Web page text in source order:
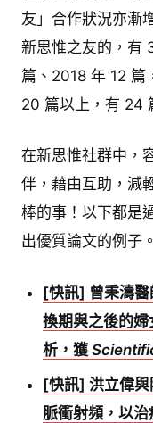
友」合作狀況亦漸
新思惟之友的，有
篇、2018 年 12
20 篇以上，有 24
在新思惟社群中，
伴，藉由互助，減
棒的事！以下都是
出優質論文的例子。
[快訊] 曾秉濤醫
換期與之後的
析，獲
[快訊] 洪立偉與
脈衝射頻，以